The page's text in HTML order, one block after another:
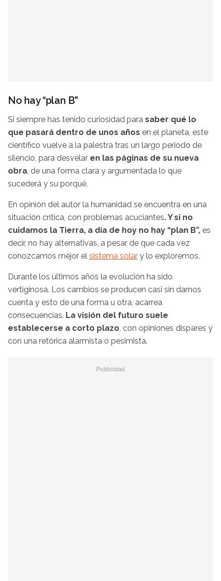
No hay “plan B”
Si siempre has tenido curiosidad para saber qué lo
que pasará dentro de unos años en el planeta, este
científico vuelve a la palestra tras un largo periodo de
silencio, para desvelar en las páginas de su nueva
obra, de una forma clara y argumentada lo que
sucederá y su porqué.
En opinión del autor la humanidad se encuentra en una
situación crítica, con problemas acuciantes. Y si no
cuidamos la Tierra, a día de hoy no hay “plan B”, es
decir, no hay alternativas, a pesar de que cada vez
conozcamos mejor el sistema solar y lo exploremos.
Durante los últimos años la evolución ha sido
vertiginosa. Los cambios se producen casi sin darnos
cuenta y esto de una forma u otra, acarrea
consecuencias. La visión del futuro suele
establecerse a corto plazo, con opiniones dispares y
con una retórica alarmista o pesimista.